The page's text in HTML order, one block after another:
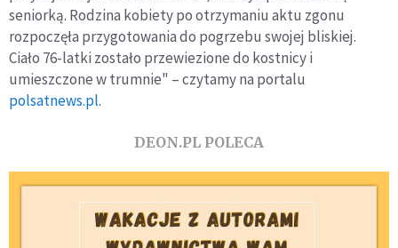
seniorką. Rodzina kobiety po otrzymaniu aktu zgonu
rozpoczęła przygotowania do pogrzebu swojej bliskiej.
Ciało 76-latki zostało przewiezione do kostnicy i
umieszczone w trumnie" – czytamy na portalu
polsatnews.pl.
DEON.PL POLECA